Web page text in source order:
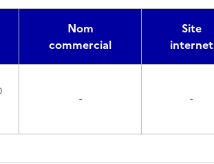
Nom
commercial
Site
internet
- -